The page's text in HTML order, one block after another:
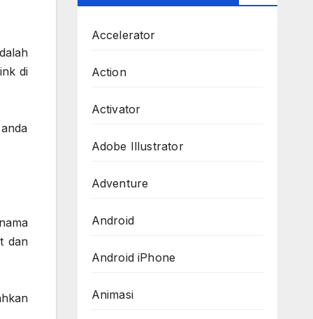
di
dan
Accelerator
Action
Activator
Adobe Illustrator
Adventure
Android
Android iPhone
Animasi